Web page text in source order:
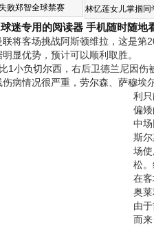
败郑智全球禁赛
林忆莲女儿掌掴同
迷专用的阅读器 手机随时随地
联将客场挑战阿斯顿维拉，这是第
显优势，预计可以顺利取胜。
1小负切尔西，右后卫德兰尼因伤
病情况很严重， 劳尔森、萨穆埃
利
偏
中
斯
场
松
在
奥莱
由
而